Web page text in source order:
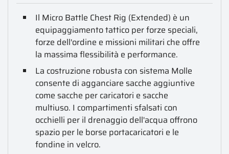
Il Micro Battle Chest Rig (Extended) è un
equipaggiamento tattico per forze speciali,
forze dell'ordine e missioni militari che offre
la massima flessibilità e performance.
La costruzione robusta con sistema Molle
consente di agganciare sacche aggiuntive
come sacche per caricatori e sacche
multiuso. I compartimenti sfalsati con
occhielli per il drenaggio dell'acqua offrono
spazio per le borse portacaricatori e le
fondine in velcro.